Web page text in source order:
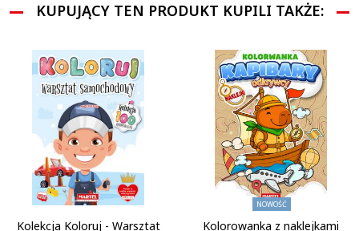
KUPUJĄCY TEN PRODUKT KUPILI TAKŻE:
Kolekcja Koloruj - Warsztat
NOWOŚĆ
Kolorowanka z naklejkami